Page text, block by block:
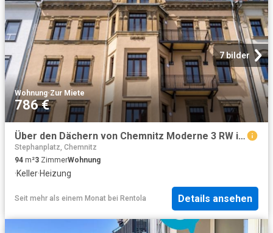
7 bilder
Wohnung·Zur Miete
786 €
Über den Dächern von Chemnitz Moderne 3 RW in Bahnhofsnähe WE13
Stephanplatz, Chemnitz
94 m²3 ZimmerWohnung
·Keller·Heizung
Seit mehr als einem Monat bei Rentola Details ansehen